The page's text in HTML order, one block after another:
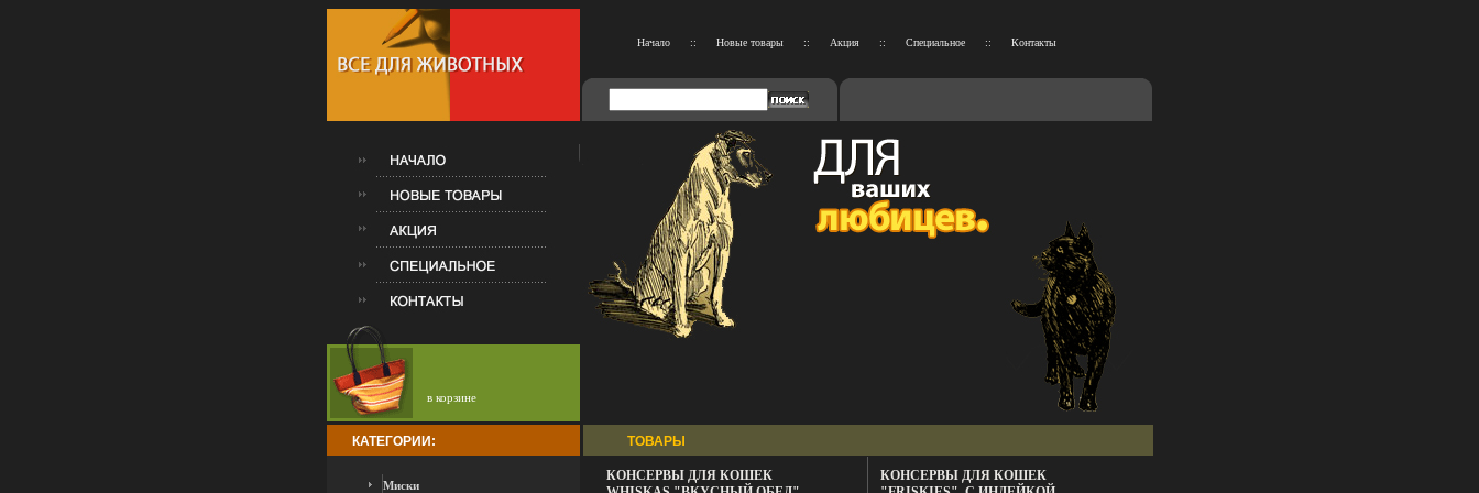
Начало :: Новые товары :: Акция :: Специальное :: Контакты
в корзине
КАТЕГОРИИ:
Миски
ТОВАРЫ
КОНСЕРВЫ ДЛЯ КОШЕК
КОНСЕРВЫ ДЛЯ КОШЕК